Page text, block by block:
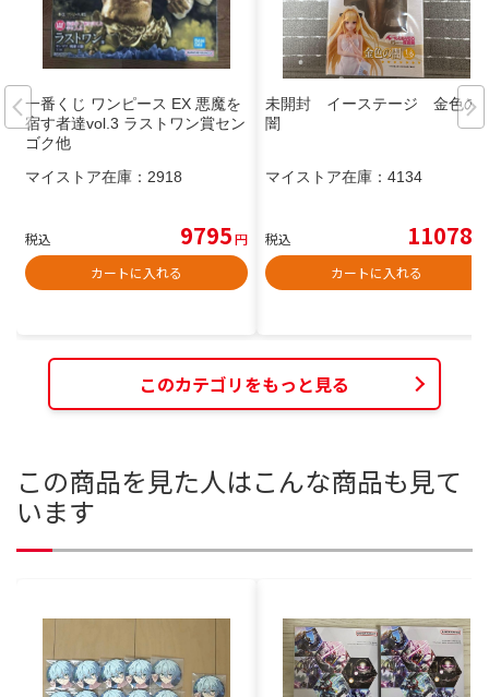
一番くじ ワンピース EX 悪魔を
宿す者達vol.3 ラストワン賞セン
ゴク他
マイストア在庫： 2918
税込 9795円
カートに入れる
未開封 イーステージ 金色の
闇
マイストア在庫： 4134
税込 11078
カートに入れる
このカテゴリをもっと見る
この商品を見た人はこんな商品も見て
います